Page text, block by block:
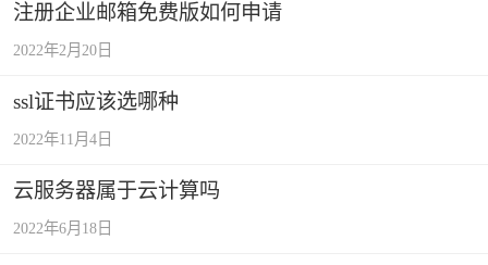
注册企业邮箱免费版如何申请
2022年2月20日
ssl证书应该选哪种
2022年11月4日
云服务器属于云计算吗
2022年6月18日